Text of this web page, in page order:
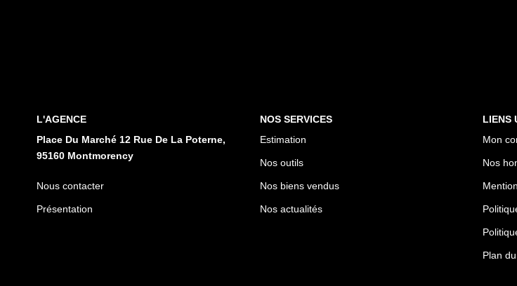
L'AGENCE
Place Du Marché 12 Rue De La Poterne,
95160 Montmorency
Nous contacter
Présentation
NOS SERVICES
Estimation
Nos outils
Nos biens vendus
Nos actualités
LIENS
Mon
Nos
Plan